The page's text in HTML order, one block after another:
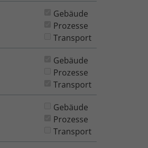
Gebäude
Prozesse
Transport
Gebäude
Prozesse
Transport
Gebäude
Prozesse
Transport